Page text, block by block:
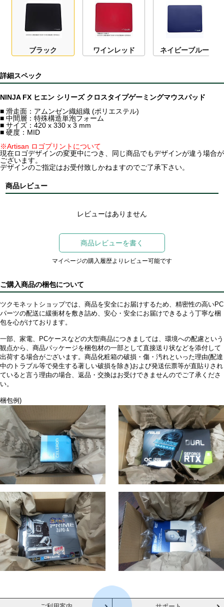
ブラック ワインレッド ネイビーブルー
詳細スペック
NINJA FX ヒエン シリーズ クロスタイプゲーミングマウスパッド
■ 滑走面：アムンゼン織組織 (ポリエステル)
■ 中間層：特殊構造単泡フォーム
■ サイズ：420 x 330 x 3 mm
■ 硬度：MID
※Artisan ロゴプリントについて
現在ロゴデザインの変更中につき、同じ商品でもデザインが違う場合が
ございます。
デザインのご指定はお受付致しかねますのでご了承下さい。
商品レビュー
レビューはありません
商品レビューを書く
マイページの購入履歴よりレビュー可能です
ご購入商品の梱包について
ツクモネットショップでは、商品を安全にお届けするため、精密性の高いPC
パーツの配送に緩衝材を敷き詰め、安心・安全にお届けできるよう丁寧な梱
包を心がけております。
一部、家電、PCケースなどの大型商品につきましては、環境への配慮という
観点から、商品パッケージを梱包材の一部として直接送り状などを添付して
出荷する場合がございます。商品化粧箱の破損・傷・汚れといった理由(配達
中のトラブル等で発生する著しい破損を除き)および発送伝票等が直貼りされ
ていると言う理由の場合、返品・交換はお受けできませんのでご了承くださ
い。
梱包例)